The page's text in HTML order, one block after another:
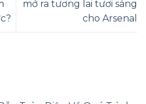
mở ra tương lai tươi sáng
cho Arsenal